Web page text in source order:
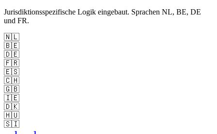
Jurisdiktionsspezifische Logik eingebaut. Sprachen NL, BE, DE
und FR.
🇳🇱
🇧🇪
🇩🇪
🇫🇷
🇪🇸
🇨🇭
🇬🇧
🇮🇪
🇩🇰
🇭🇺
🇸🇮